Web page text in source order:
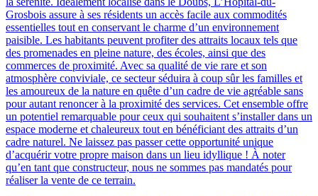
Grosbois assure à ses résidents un accès facile aux commodités
essentielles tout en conservant le charme d’un environnement
paisible. Les habitants peuvent profiter des attraits locaux tels que
des promenades en pleine nature, des écoles, ainsi que des
commerces de proximité. Avec sa qualité de vie rare et son
atmosphère conviviale, ce secteur séduira à coup sûr les familles et
les amoureux de la nature en quête d’un cadre de vie agréable sans
pour autant renoncer à la proximité des services. Cet ensemble offre
un potentiel remarquable pour ceux qui souhaitent s’installer dans un
espace moderne et chaleureux tout en bénéficiant des attraits d’un
cadre naturel. Ne laissez pas passer cette opportunité unique
d’acquérir votre propre maison dans un lieu idyllique ! À noter
qu’en tant que constructeur, nous ne sommes pas mandatés pour
réaliser la vente de ce terrain.